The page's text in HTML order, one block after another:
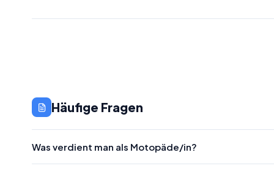
Häufige Fragen
Was verdient man als Motopäde/in?